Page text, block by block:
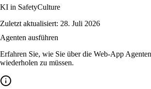
KI in SafetyCulture
Zuletzt aktualisiert: 28. Juli 2026
Agenten ausführen
Erfahren Sie, wie Sie über die Web-App
wiederholen zu müssen.